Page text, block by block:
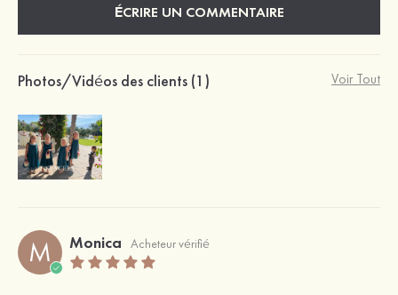
ÉCRIRE UN COMMENTAIRE
Photos/Vidéos des clients (1) Voir Tout
M Monica Acheteur vérifié